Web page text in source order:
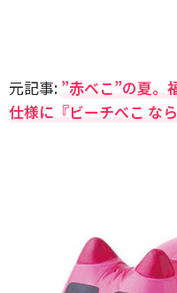
元記事: ”赤べこ”の夏。
仕様に『ビーチべこ な